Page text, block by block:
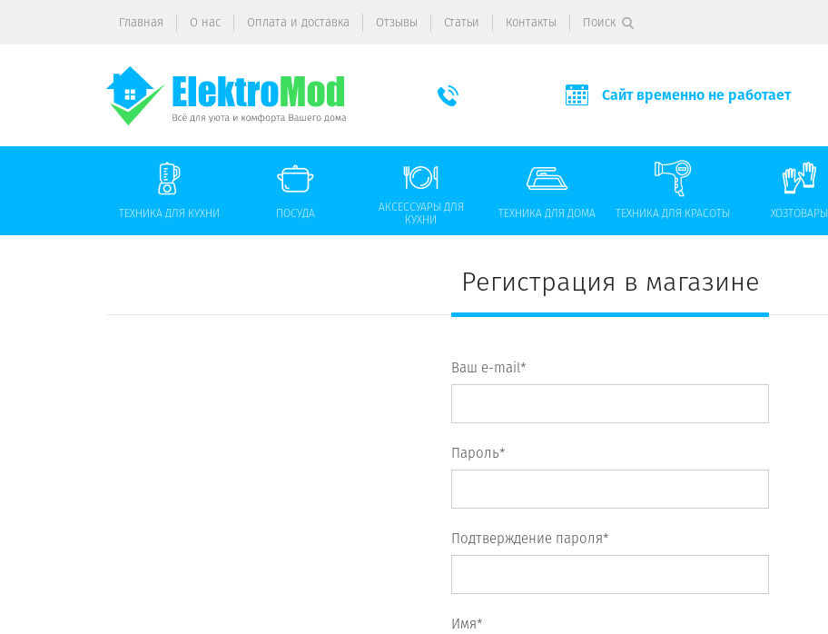
Главная О нас Оплата и доставка Отзывы Статьи Контакты Поиск
Сайт временно не работает
ТЕХНИКА ДЛЯ КУХНИ ПОСУДА
АКСЕССУАРЫ ДЛЯ
КУХНИ
ТЕХНИКА ДЛЯ ДОМА ТЕХНИКА ДЛЯ КРАСОТЫ ХОЗТОВАРЫ
Регистрация в магазине
Ваш e-mail*
Пароль*
Подтверждение пароля*
Имя*